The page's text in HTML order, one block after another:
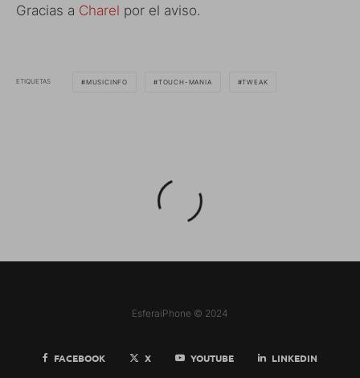
Gracias a Charel por el aviso.
ETIQUETAS MUSICINFO TOUCH-MANIA TWEAK
EsferaiPhone © 2024
FACEBOOK X YOUTUBE LINKEDIN